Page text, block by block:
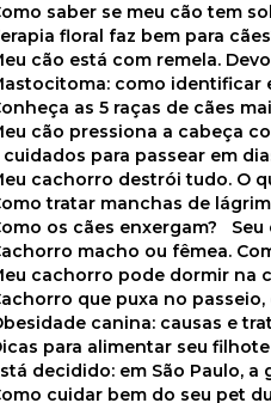
Como saber se meu cão tem
Terapia floral faz bem para
Meu cão está com remela.
Mastocitoma: como
Conheça as 5 raças de cães
Meu cão pressiona a cabeça
5 cuidados para passear em
Meu cachorro destrói tudo. O
Como tratar manchas de
Como os cães enxergam?
Cachorro macho ou fêmea.
Meu cachorro pode dormir na
Cachorro que puxa no
Obesidade canina: causas e
Dicas para alimentar seu filhote
Está decidido: em São Paulo,
Como cuidar bem do seu pet